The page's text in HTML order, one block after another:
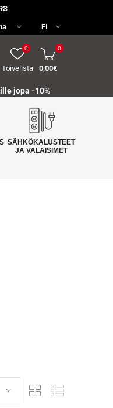
Toivelista
0 0
0,00€
jopa -10%
SÄHKÖKALUSTEET
JA VALAISIMET